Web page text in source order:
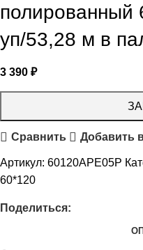
полированный
уп/53,28 м в
3 390 ₽
Сравнить Добавить
Артикул: 60120APE05P
60*120
Поделиться: